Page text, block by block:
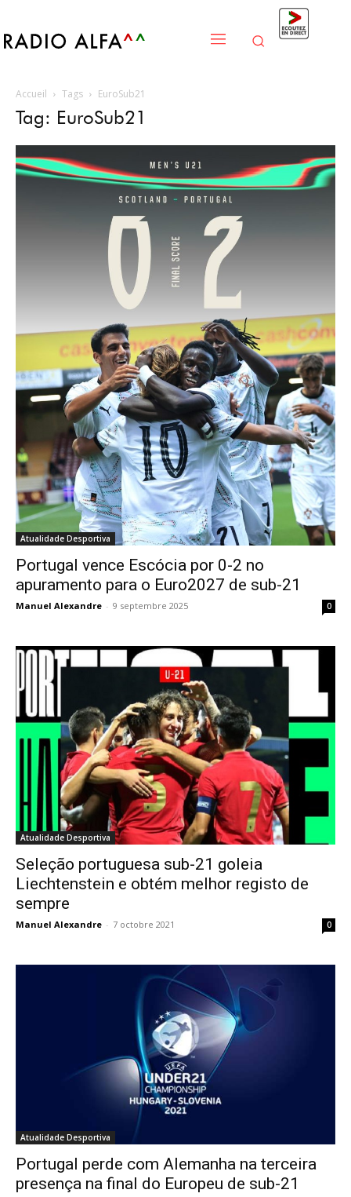
Accueil Tags EuroSub21
Tag: EuroSub21
Atualidade Desportiva
Portugal vence Escócia por 0-2 no
apuramento para o Euro2027 de sub-21
Manuel Alexandre - 9 septembre 2025 0
Atualidade Desportiva
Seleção portuguesa sub-21 goleia
Liechtenstein e obtém melhor registo de
sempre
Manuel Alexandre - 7 octobre 2021 0
Atualidade Desportiva
Portugal perde com Alemanha na terceira
presença na final do Europeu de sub-21